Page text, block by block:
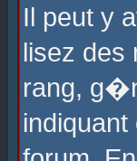
Il peut y
lisez
rang,